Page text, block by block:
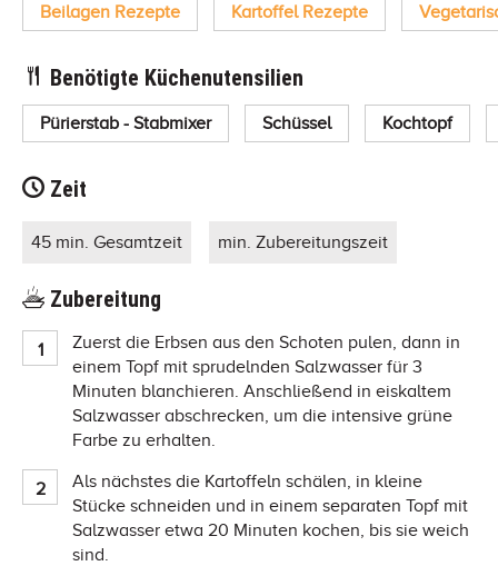
Beilagen Rezepte Kartoffel Rezepte
Benötigte Küchenutensilien
Pürierstab - Stabmixer Schüssel Kochtopf
Zeit
45 min. Gesamtzeit min. Zubereitungszeit
Zubereitung
Zuerst die Erbsen aus den Schoten pulen, dann in
einem Topf mit sprudelnden Salzwasser für 3
Minuten blanchieren. Anschließend in eiskaltem
Salzwasser abschrecken, um die intensive grüne
Farbe zu erhalten.
Als nächstes die Kartoffeln schälen, in kleine
Stücke schneiden und in einem separaten Topf mit
Salzwasser etwa 20 Minuten kochen, bis sie weich
sind.